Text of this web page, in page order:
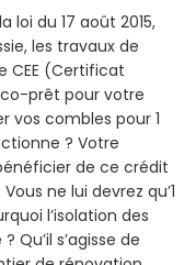
du 17 août 2015,
les travaux de
CEE (Certificat
prêt pour votre
vos combles pour 1
? Votre
de ce crédit
ne lui devrez qu’1
l’isolation des
Qu’il s’agisse de